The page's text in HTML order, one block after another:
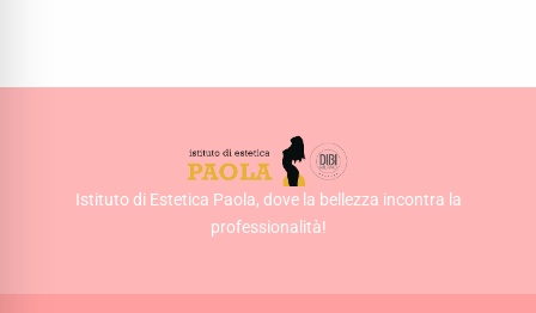
Istituto di Estetica Paola, dove la bellezza incontra la
professionalità!